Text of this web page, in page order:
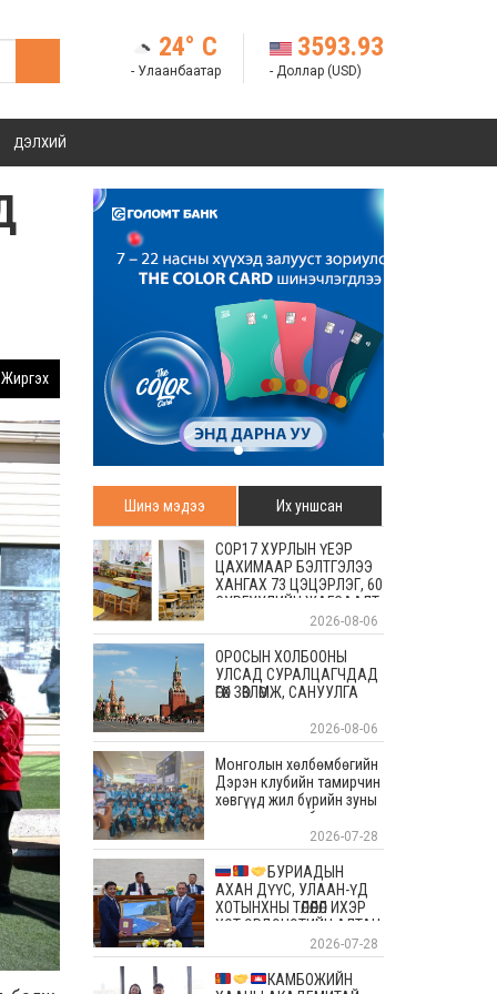
24° C
- Улаанбаатар
3593.93
- Доллар (USD)
ДЭЛХИЙ
Жиргэх
Шинэ мэдээ Их уншсан
COP17 ХУРЛЫН ҮЕЭР
ЦАХИМААР БЭЛТГЭЛЭЭ
ХАНГАХ 73 ЦЭЦЭРЛЭГ, 60
СУРГУУЛИЙН ЖАГСААЛТ
2026-08-06
ОРОСЫН ХОЛБООНЫ
УЛСАД СУРАЛЦАГЧДАД
ӨГӨХ ЗӨВЛӨМЖ, САНУУЛГА
2026-08-06
Монголын хөлбөмбөгийн
Дэрэн клубийн тамирчин
хөвгүүд жил бүрийн зуны
энэ өдрүүдэд болдог
уламжлалт Скандиновын
орнуудын тэмцээндээ
оролцоод ирлээ
2026-07-28
БУРИАДЫН
АХАН ДҮҮС, УЛААН-ҮД
ХОТЫНХНЫ ТӨЛӨӨЛӨЛ ИХЭР
ХОТ ЭРДЭНЭТИЙН АЛТАН
ОЙД БАЯР ХҮРГЭЛЭЭ
2026-07-28
КАМБОЖИЙН